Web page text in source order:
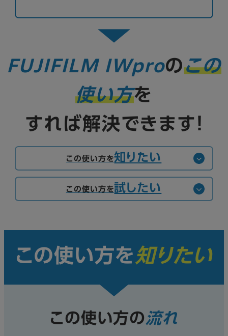
FUJIFILM IWproのこの
使い方を
すれば解決できます！
この使い方を知りたい
この使い方を試したい
この使い方を知りたい
この使い方の流れ